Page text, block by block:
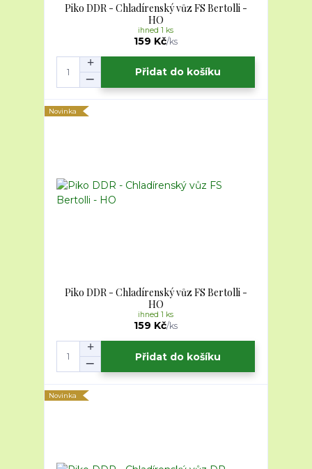
Piko DDR - Chladírenský vůz FS Bertolli -
HO
159 Kč/ks
ihned 1 ks
Přidat do košíku
Novinka
Piko DDR - Chladírenský vůz FS Bertolli -
HO
159 Kč/ks
ihned 1 ks
Přidat do košíku
Novinka